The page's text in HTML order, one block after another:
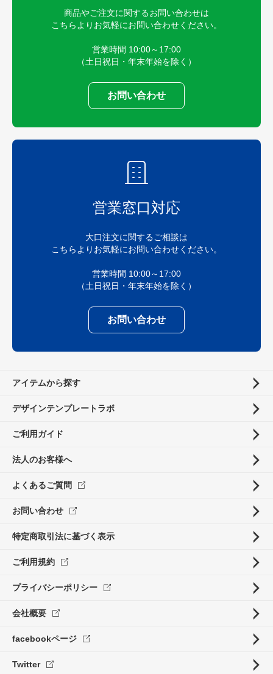
商品やご注文に関するお問い合わせは
こちらよりお気軽にお問い合わせください。
営業時間 10:00～17:00
（土日祝日・年末年始を除く）
お問い合わせ
営業窓口対応
大口注文に関するご相談は
こちらよりお気軽にお問い合わせください。
営業時間 10:00～17:00
（土日祝日・年末年始を除く）
お問い合わせ
アイテムから探す
デザインテンプレートラボ
ご利用ガイド
法人のお客様へ
よくあるご質問
お問い合わせ
特定商取引法に基づく表示
ご利用規約
プライバシーポリシー
会社概要
facebookページ
Twitter